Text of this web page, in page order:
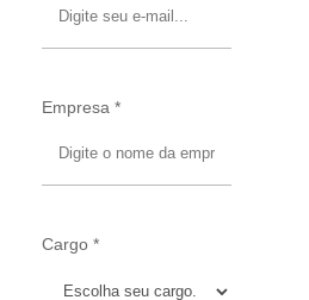
Empresa *
Cargo *